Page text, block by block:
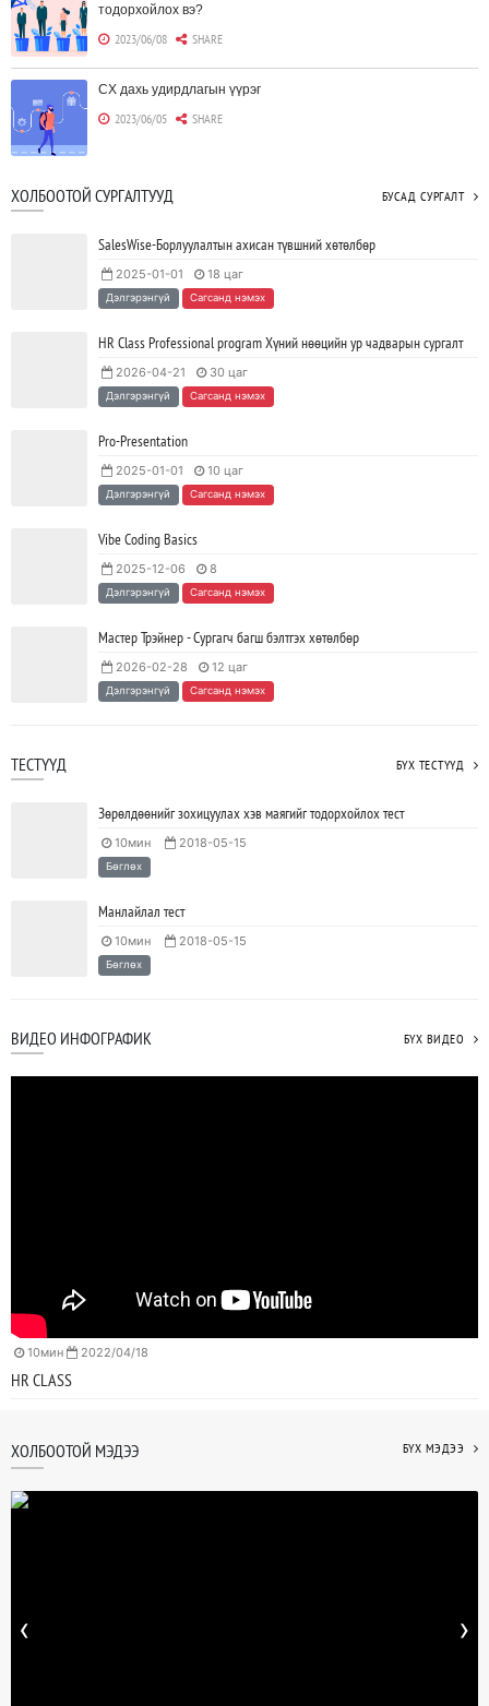
тодорхойлох вэ?
2023/06/08 SHARE
CX дахь удирдлагын үүрэг
2023/06/05 SHARE
Борлуулагчид "ЮҮЛҮҮР"-т төвлөрөх шаардлагагүй болж
2023/06/02
Тодорхойгүй цаг үед CEO нар хэрхэн инновацийг дэмжих вэ?
JAVA программчлалын хэлний олимпиад амжилттай зохион
байгуулагдлаа.
2023/05/15
Java VS Python: Аль хэлийг түрүүлж сурах вэ?
Ажил дээрээ сайн найзтай байх нь ажлын бүтээмж
нэмэгдүүлж, тогтвортой ажиллах суурь болдог
2023/04/25 SHARE
ХОЛБООТОЙ СУРГАЛТУУД БУСАД СУРГАЛТ
SalesWise-Борлуулалтын ахисан түвшний хөтөлбөр
2025-01-01 18 цаг
Дэлгэрэнгүй Сагсанд нэмэх
HR Class Professional program Хүний нөөцийн ур чадварын сургалт
2026-04-21 30 цаг
Дэлгэрэнгүй Сагсанд нэмэх
Pro-Presentation
2025-01-01 10 цаг
Дэлгэрэнгүй Сагсанд нэмэх
Vibe Coding Basics
2025-12-06 8
Дэлгэрэнгүй Сагсанд нэмэх
Мастер Трэйнер - Сургагч багш бэлтгэх хөтөлбөр
2026-02-28 12 цаг
Дэлгэрэнгүй Сагсанд нэмэх
ТЕСТҮҮД БҮХ ТЕСТҮҮД
Зөрөлдөөнийг зохицуулах хэв маягийг тодорхойлох тест
10мин 2018-05-15
Бөглөх
Манлайлал тест
10мин 2018-05-15
Бөглөх
ВИДЕО ИНФОГРАФИК БҮХ ВИДЕО
10мин 2022/04/18
HR CLASS
ХОЛБООТОЙ МЭДЭЭ БҮХ МЭДЭЭ
‹ ›